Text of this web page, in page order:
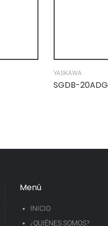
YASKAWA
SGDB-20ADG
Menú
INICIO
¿QUIÉNES SOMOS?